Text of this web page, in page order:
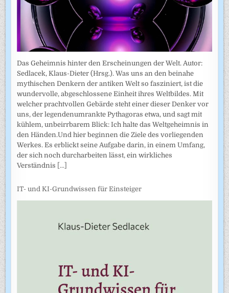
Das Geheimnis hinter den Erscheinungen der Welt. Autor:
Sedlacek, Klaus-Dieter (Hrsg.). Was uns an den beinahe
mythischen Denkern der antiken Welt so fasziniert, ist die
wundervolle, abgeschlossene Einheit ihres Weltbildes. Mit
welcher prachtvollen Gebärde steht einer dieser Denker vor
uns, der legendenumrankte Pythagoras etwa, und sagt mit
kühlem, unbeirrbarem Blick: Ich halte das Weltgeheimnis in
den Händen.Und hier beginnen die Ziele des vorliegenden
Werkes. Es erblickt seine Aufgabe darin, in einem Umfang,
der sich noch durcharbeiten lässt, ein wirkliches
Verständnis [...]
IT- und KI-Grundwissen für Einsteiger